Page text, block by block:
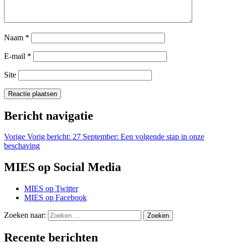
Naam *
E-mail *
Site
Bericht navigatie
Vorige Vorig bericht: 27 September: Een volgende stap in onze
beschaving
MIES op Social Media
MIES op Twitter
MIES op Facebook
Zoeken naar: Zoeken
Recente berichten